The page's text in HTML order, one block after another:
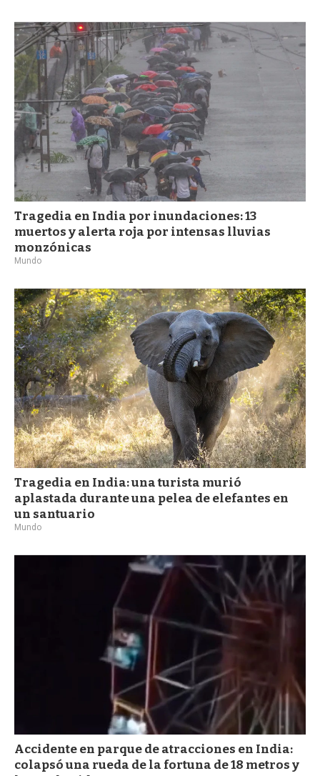
Tragedia en India por inundaciones: 13
muertos y alerta roja por intensas lluvias
monzónicas
Mundo
Tragedia en India: una turista murió
aplastada durante una pelea de elefantes en
un santuario
Mundo
Accidente en parque de atracciones en India:
colapsó una rueda de la fortuna de 18 metros y